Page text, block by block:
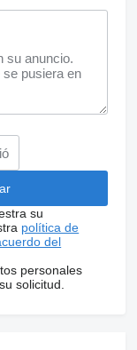
su
política de
del
personales
solicitud.